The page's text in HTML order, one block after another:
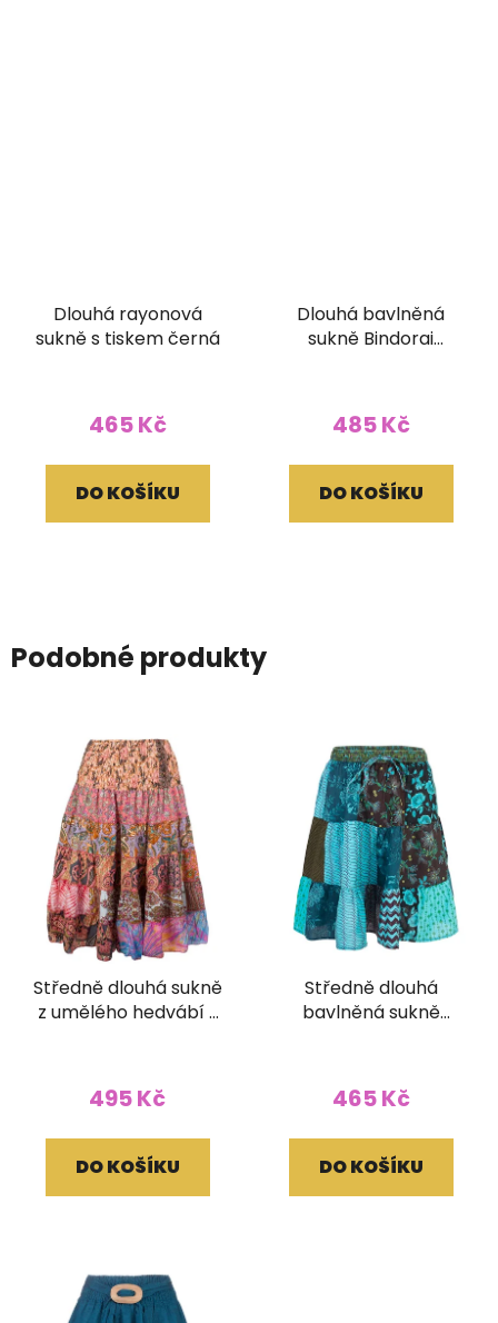
Dlouhá rayonová
sukně s tiskem černá
465 Kč
DO KOŠÍKU
Dlouhá bavlněná
sukně Bindorai
485 Kč
DO KOŠÍKU
Podobné produkty
Středně dlouhá sukně
z umělého hedvábí s
495 Kč
DO KOŠÍKU
Středně dlouhá
bavlněná sukně
465 Kč
DO KOŠÍKU